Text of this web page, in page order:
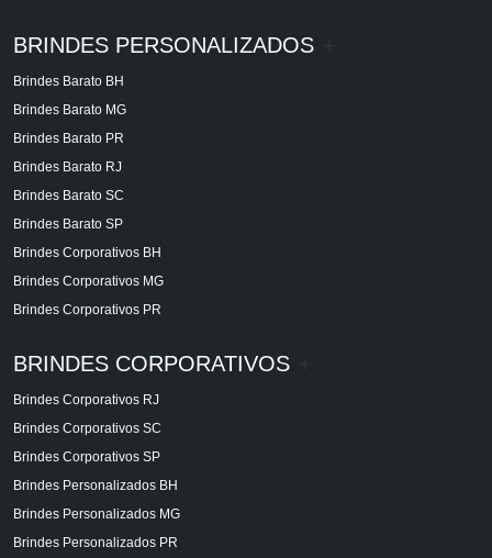
BRINDES PERSONALIZADOS
Brindes Barato BH
Brindes Barato MG
Brindes Barato PR
Brindes Barato RJ
Brindes Barato SC
Brindes Barato SP
Brindes Corporativos BH
Brindes Corporativos MG
Brindes Corporativos PR
BRINDES CORPORATIVOS
Brindes Corporativos RJ
Brindes Corporativos SC
Brindes Corporativos SP
Brindes Personalizados BH
Brindes Personalizados MG
Brindes Personalizados PR